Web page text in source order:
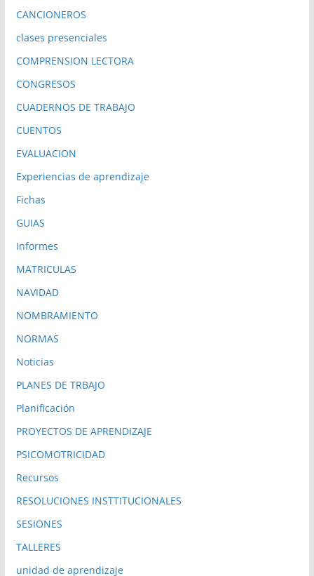
CANCIONEROS
clases presenciales
COMPRENSION LECTORA
CONGRESOS
CUADERNOS DE TRABAJO
CUENTOS
EVALUACION
Experiencias de aprendizaje
Fichas
GUIAS
Informes
MATRICULAS
NAVIDAD
NOMBRAMIENTO
NORMAS
Noticias
PLANES DE TRBAJO
Planificación
PROYECTOS DE APRENDIZAJE
PSICOMOTRICIDAD
Recursos
RESOLUCIONES INSTTITUCIONALES
SESIONES
TALLERES
unidad de aprendizaje